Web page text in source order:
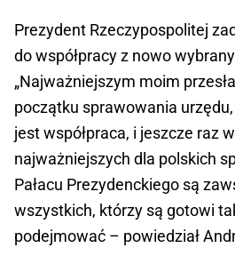
Prezydent Rzeczypospolitej
do współpracy z nowo
„Najważniejszym moim
początku sprawowania urzędu,
jest współpraca, i jeszcze raz
najważniejszych dla polskich
Pałacu Prezydenckiego są
wszystkich, którzy są gotowi
podejmować – powiedział